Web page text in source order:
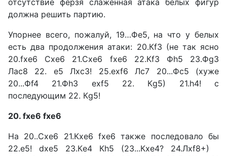
отсутствие ферзя сла­женная атака белых фигур
должна решить партию.
Упорнее всего, пожалуй, 19…Фе5, на что у белых
есть два продолжения атаки: 20.Кf3 (не так ясно
20.fxe6 Сxe6 21.Сxe6 fxe6 22.Кf3 Фh5 23.Фg3
Лac8 22. e5 Лхс3! 25.exf6 Лс7 20...Фс5 (хуже
20...Фf4 21.Фh3 exf5 22. Кg5) 21.h4! с
последующим 22. Кg5!
20. fxe6 fxe6
Ha 20..Сxe6 21.Кxe6 fxe6 также последовало бы
22.e5! dxe5 23.Кe4 Кh5 (23...Кxe4? 24.Лxf8+)